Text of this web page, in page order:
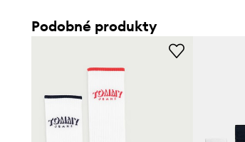
Sada dvou párůponožek tvoří praktický
Tenký a jemný úplet
Úzký, žebrovaný lem drží ponožky na
Podobné produkty